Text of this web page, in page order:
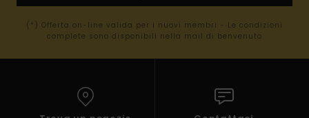
(*) Offerta on-line valida per i nuovi membri - Le condizioni
complete sono disponibili nella mail di benvenuto